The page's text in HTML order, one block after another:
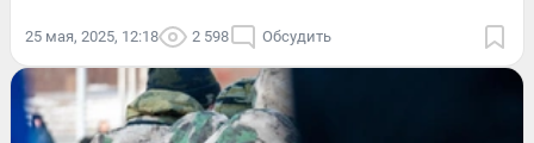
25 мая, 2025, 12:18 2 598 Обсудить